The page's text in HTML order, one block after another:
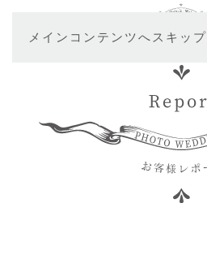
メインコンテンツへスキップ